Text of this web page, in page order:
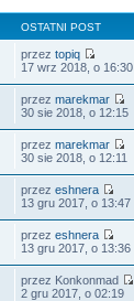
OSTATNI POST
przez topiq
17 wrz 2018, o 16:30
przez marekmar
30 sie 2018, o 12:15
przez marekmar
30 sie 2018, o 12:11
przez eshnera
13 gru 2017, o 13:47
przez eshnera
13 gru 2017, o 13:36
przez Konkonmad
2 gru 2017, o 02:19